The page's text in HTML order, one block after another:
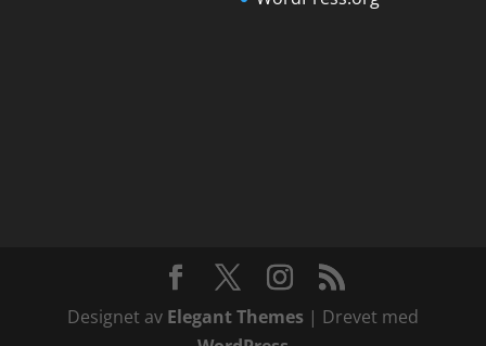
Designet av Elegant Themes| Drevet med